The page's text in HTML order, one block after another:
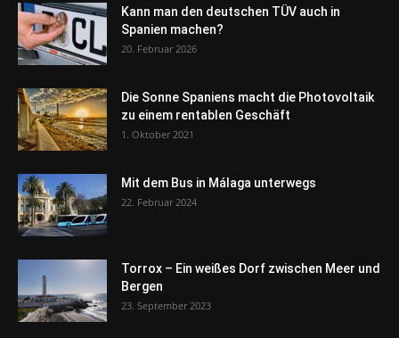
Kann man den deutschen TÜV auch in
Spanien machen?
20. Februar 2026
Die Sonne Spaniens macht die Photovoltaik
zu einem rentablen Geschäft
1. Oktober 2021
Mit dem Bus in Málaga unterwegs
22. Februar 2024
Torrox – Ein weißes Dorf zwischen Meer und
Bergen
23. September 2023